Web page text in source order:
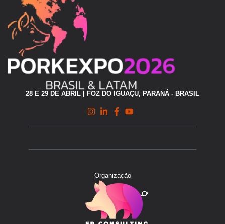
28 E 29 DE ABRIL | FOZ DO IGUAÇU, PARANÁ - BRASIL
Organização